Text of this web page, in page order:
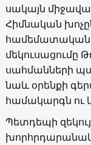
սակայն
Հիմնական
մեկուսացումը
սահմանների
նաև օրենքի
համակարգն ու
Պետդեպի